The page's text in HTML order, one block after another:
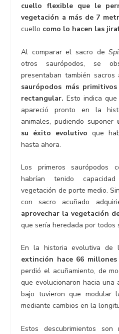
cuello flexible que le
vegetación a más de 7
cuello como lo hacen las
Al comparar el sacro de
otros saurópodos, se
presentaban también sacros
saurópodos más
rectangular. Esto indica
apareció pronto en la
animales, pudiendo suponer
su éxito evolutivo que
hasta ahora.
Los primeros saurópodos
habrían tenido
vegetación de porte medio.
con sacro acuñado
aprovechar la vegetación
que sería heredada por todos
En la historia evolutiva de
extinción hace 66
perdió el acuñamiento, de
que evolucionaron hacia una
bajo tuvieron que modular
mediante cambios en la
Estos descubrimientos